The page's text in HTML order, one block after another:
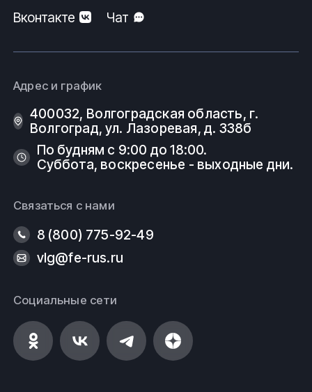
Вконтакте
Чат
Адрес и график
400032, Волгоградская область, г.
Волгоград, ул. Лазоревая, д. 338б
По будням с 9:00 до 18:00.
Суббота, воскресенье - выходные дни.
Связаться с нами
8 (800) 775-92-49
vlg@fe-rus.ru
Социальные сети